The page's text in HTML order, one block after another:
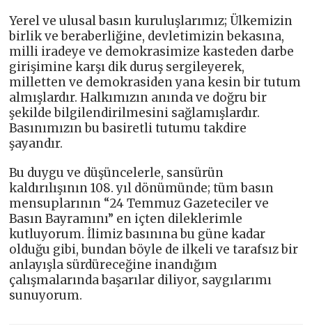
Yerel ve ulusal basın kuruluşlarımız; Ülkemizin
birlik ve beraberliğine, devletimizin bekasına,
milli iradeye ve demokrasimize kasteden darbe
girişimine karşı dik duruş sergileyerek,
milletten ve demokrasiden yana kesin bir tutum
almışlardır. Halkımızın anında ve doğru bir
şekilde bilgilendirilmesini sağlamışlardır.
Basınımızın bu basiretli tutumu takdire
şayandır.
Bu duygu ve düşüncelerle, sansürün
kaldırılışının 108. yıl dönümünde; tüm basın
mensuplarının “24 Temmuz Gazeteciler ve
Basın Bayramını” en içten dileklerimle
kutluyorum. İlimiz basınına bu güne kadar
olduğu gibi, bundan böyle de ilkeli ve tarafsız bir
anlayışla sürdüreceğine inandığım
çalışmalarında başarılar diliyor, saygılarımı
sunuyorum.